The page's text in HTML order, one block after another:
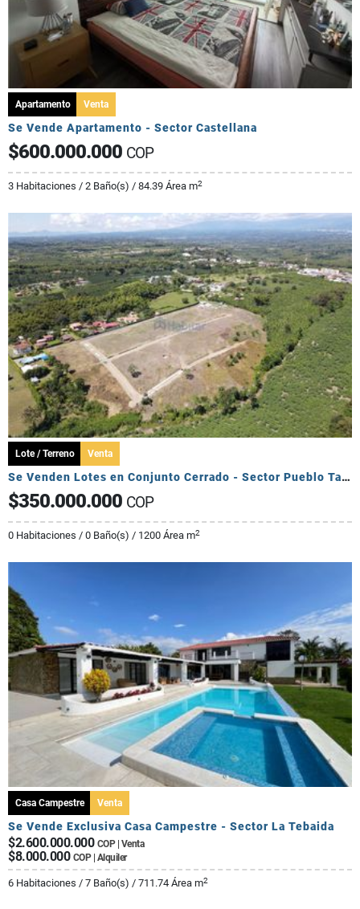
Apartamento Venta
Se Vende Apartamento - Sector Castellana
$600.000.000 COP
3 Habitaciones / 2 Baño(s) / 84.39 Área m2
Lote / Terreno Venta
Se Venden Lotes en Conjunto Cerrado - Sector Pueblo Tapado
$350.000.000 COP
0 Habitaciones / 0 Baño(s) / 1200 Área m2
Casa Campestre Venta
Se Vende Exclusiva Casa Campestre - Sector La Tebaida
$2.600.000.000 COP | Venta
$8.000.000 COP | Alquiler
6 Habitaciones / 7 Baño(s) / 711.74 Área m2